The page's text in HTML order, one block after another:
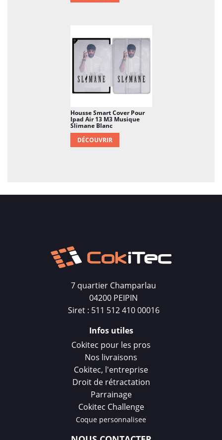
Housse Smart Cover Pour
Ipad Air 13 M3 Musique
Slimane Blanc
DÉCOUVRIR
7 quartier Champarlau
04200 PEIPIN
Siret : 511 512 410 00016
Infos utiles
Cokitec pour les pros
Nos livraisons
Cokitec, l'entreprise
Droit de rétractation
Parrainage
Cokitec Challenge
Coque personnalisee